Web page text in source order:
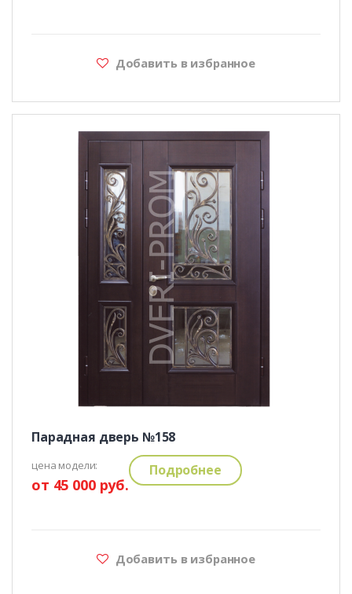
Добавить в избранное
Парадная дверь №158
цена модели:
от 45 000 руб.
Подробнее
Добавить в избранное